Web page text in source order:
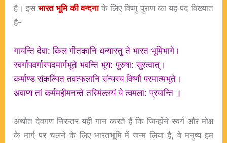
है। इसभारतभूमिकीवन्दनाके लिए विष्णु पुराण का यह पद विख्यात
है-
गायन्ति देवा: किल गीतकानि धन्यास्तु ते भारत भूमिभागे।
स्वर्गापवर्गास्पदमार्गभूते भवन्ति भूय: पुरुषा: सुरत्वात्।
कर्माण्ड संकल्पित तवत्फलानि संन्यस्य विष्णौ परमात्मभूते।
अवाप्य तां कर्ममहीमनन्ते तस्मिंल्लयं ये त्वमला: प्रयान्ति ॥
अर्थात देवगण निरन्तर यही गान करते हैं कि जिन्होंने स्वर्ग और मोक्ष
के मार्ग् पर चलने के लिए भारतभूमि में जन्म लिया है, वे मनुष्य हम